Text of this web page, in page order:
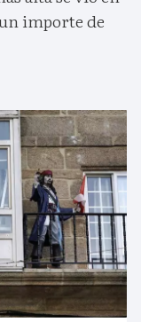
importe de